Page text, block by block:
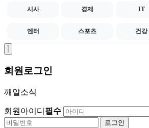
시사 경제 IT
엔터 스포츠 건강
회원 로그인
깨알소식
회원아이디 필수